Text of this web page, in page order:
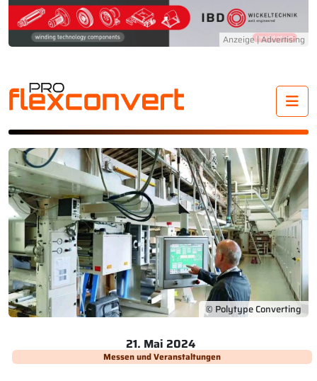
© Polytype Converting
21. Mai 2024
Messen und Veranstaltungen